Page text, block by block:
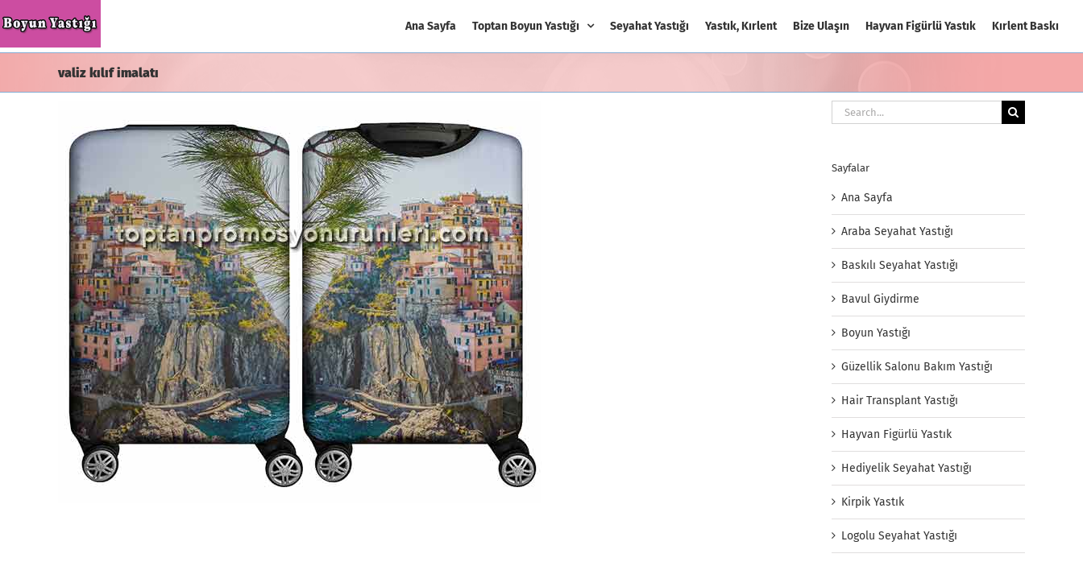
to
Ana Sayfa Toptan Boyun Yastığı Seyahat Yastığı Yastık, Kırlent Bize Ulaşın Hayvan Figürlü Yastık Kırlent Baskı
valiz kılıf imalatı
Search
for:
Sayfalar
Ana Sayfa
Araba Seyahat Yastığı
Baskılı Seyahat Yastığı
Bavul Giydirme
Boyun Yastığı
Güzellik Salonu Bakım Yastığı
Hair Transplant Yastığı
Hayvan Figürlü Yastık
Hediyelik Seyahat Yastığı
Kirpik Yastık
Logolu Seyahat Yastığı